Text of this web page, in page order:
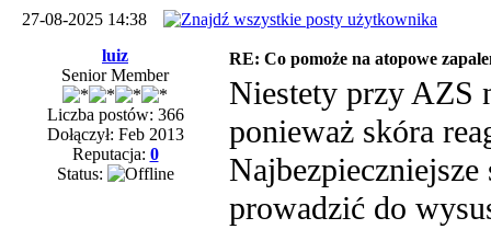
27-08-2025 14:38
luiz
Senior Member
Liczba postów: 366
Dołączył: Feb 2013
Reputacja: 0
Status:
RE: Co pomoże na atopowe
Niestety przy AZS
ponieważ skóra
prowadzić do